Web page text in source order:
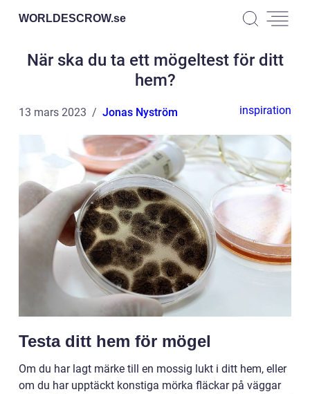
WORLDESCROW.se
När ska du ta ett mögeltest för ditt
hem?
13 mars 2023 Jonas Nyström inspiration
Testa ditt hem för mögel
Om du har lagt märke till en mossig lukt i ditt hem, eller
om du har upptäckt konstiga mörka fläckar på väggar